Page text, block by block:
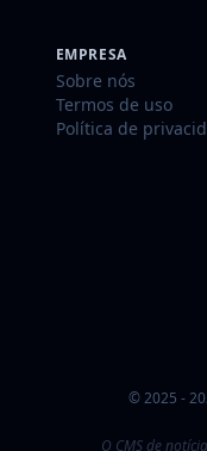
EMPRESA
Sobre nós
Termos de uso
Política de
© 2025 -
O CMS de